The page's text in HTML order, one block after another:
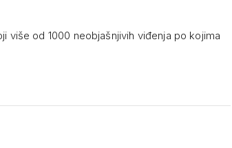
više od 1000 neobjašnjivih viđenja po kojima